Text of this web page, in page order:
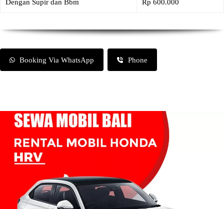
Dengan Supir dan Bbm Rp 600.000
Booking Via WhatsApp Phone